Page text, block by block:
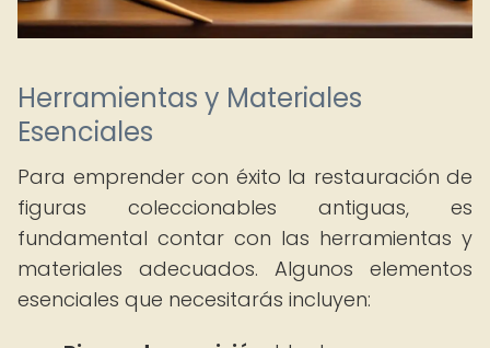
Herramientas y Materiales
Esenciales
Para emprender con éxito la restauración de
figuras coleccionables antiguas, es
fundamental contar con las herramientas y
materiales adecuados. Algunos elementos
esenciales que necesitarás incluyen: